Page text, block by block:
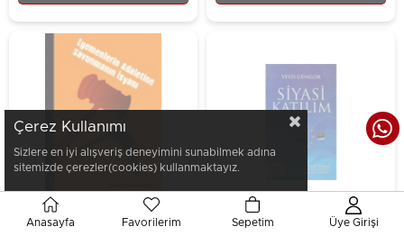
★ ★★ ★ ★
Çerez Kullanımı
Sizlere en iyi alışveriş deneyimini sunabilmek adına
sitemizde çerezler(cookies) kullanmaktayız.
Anasayfa Favorilerim Sepetim Üye Girişi